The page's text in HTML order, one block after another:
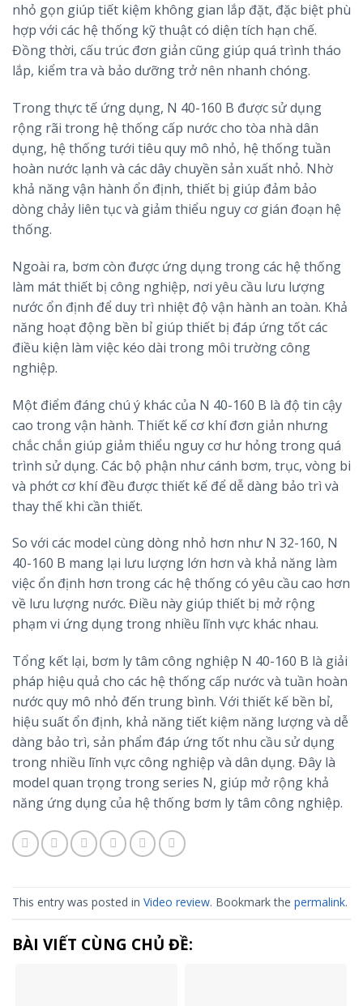
nhỏ gọn giúp tiết kiệm không gian lắp đặt, đặc biệt phù
hợp với các hệ thống kỹ thuật có diện tích hạn chế.
Đồng thời, cấu trúc đơn giản cũng giúp quá trình tháo
lắp, kiểm tra và bảo dưỡng trở nên nhanh chóng.
Trong thực tế ứng dụng, N 40-160 B được sử dụng
rộng rãi trong hệ thống cấp nước cho tòa nhà dân
dụng, hệ thống tưới tiêu quy mô nhỏ, hệ thống tuần
hoàn nước lạnh và các dây chuyền sản xuất nhỏ. Nhờ
khả năng vận hành ổn định, thiết bị giúp đảm bảo
dòng chảy liên tục và giảm thiểu nguy cơ gián đoạn hệ
thống.
Ngoài ra, bơm còn được ứng dụng trong các hệ thống
làm mát thiết bị công nghiệp, nơi yêu cầu lưu lượng
nước ổn định để duy trì nhiệt độ vận hành an toàn. Khả
năng hoạt động bền bỉ giúp thiết bị đáp ứng tốt các
điều kiện làm việc kéo dài trong môi trường công
nghiệp.
Một điểm đáng chú ý khác của N 40-160 B là độ tin cậy
cao trong vận hành. Thiết kế cơ khí đơn giản nhưng
chắc chắn giúp giảm thiểu nguy cơ hư hỏng trong quá
trình sử dụng. Các bộ phận như cánh bơm, trục, vòng bi
và phớt cơ khí đều được thiết kế để dễ dàng bảo trì và
thay thế khi cần thiết.
So với các model cùng dòng nhỏ hơn như N 32-160, N
40-160 B mang lại lưu lượng lớn hơn và khả năng làm
việc ổn định hơn trong các hệ thống có yêu cầu cao hơn
về lưu lượng nước. Điều này giúp thiết bị mở rộng
phạm vi ứng dụng trong nhiều lĩnh vực khác nhau.
Tổng kết lại, bơm ly tâm công nghiệp N 40-160 B là giải
pháp hiệu quả cho các hệ thống cấp nước và tuần hoàn
nước quy mô nhỏ đến trung bình. Với thiết kế bền bỉ,
hiệu suất ổn định, khả năng tiết kiệm năng lượng và dễ
dàng bảo trì, sản phẩm đáp ứng tốt nhu cầu sử dụng
trong nhiều lĩnh vực công nghiệp và dân dụng. Đây là
model quan trọng trong series N, giúp mở rộng khả
năng ứng dụng của hệ thống bơm ly tâm công nghiệp.
This entry was posted in Video review. Bookmark the permalink.
BÀI VIẾT CÙNG CHỦ ĐỀ: